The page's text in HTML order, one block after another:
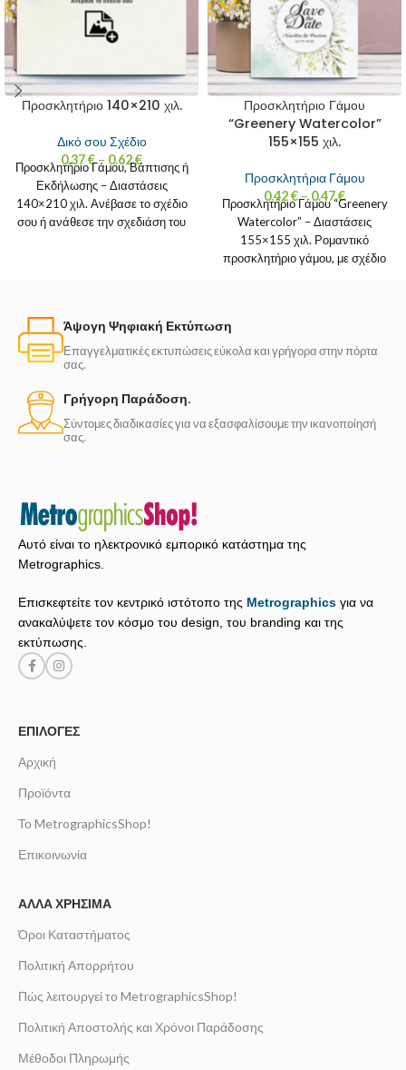
Προσκλητήριο 140×210 χιλ.
Δικό σου Σχέδιο
0.37€ – 0.62€
Προσκλητήριο Γάμου, Βάπτισης ή
Εκδήλωσης – Διαστάσεις
140×210 χιλ. Ανέβασε το σχέδιο
σου ή ανάθεσε την σχεδιάση του
Προσκλητήριο Γάμου
“Greenery Watercolor”
155×155 χιλ.
Προσκλητήρια Γάμου
0.42€– 0.47€
Προσκλητήριο Γάμου “Greenery
Watercolor” – Διαστάσεις
155×155 χιλ. Ρομαντικό
προσκλητήριο γάμου, με σχέδιο
Άψογη Ψηφιακή Εκτύπωση
Επαγγελματικές εκτυπώσεις εύκολα και γρήγορα στην πόρτα
σας.
Γρήγορη Παράδοση.
Σύντομες διαδικασίες για να εξασφαλίσουμε την ικανοποίησή
σας.
Αυτό είναι το ηλεκτρονικό εμπορικό κατάστημα της
Metrographics.
Επισκεφτείτε τον κεντρικό ιστότοπο της Metrographics για να
ανακαλύψετε τον κόσμο του design, του branding και της
εκτύπωσης.
ΕΠΙΛΟΓΈΣ
Αρχική
Προϊόντα
Το MetrographicsShop!
Επικοινωνία
ΆΛΛΑ ΧΡΉΣΙΜΑ
Όροι Καταστήματος
Πολιτική Απορρήτου
Πώς λειτουργεί το MetrographicsShop!
Πολιτική Αποστολής και Χρόνοι Παράδοσης
Μέθοδοι Πληρωμής